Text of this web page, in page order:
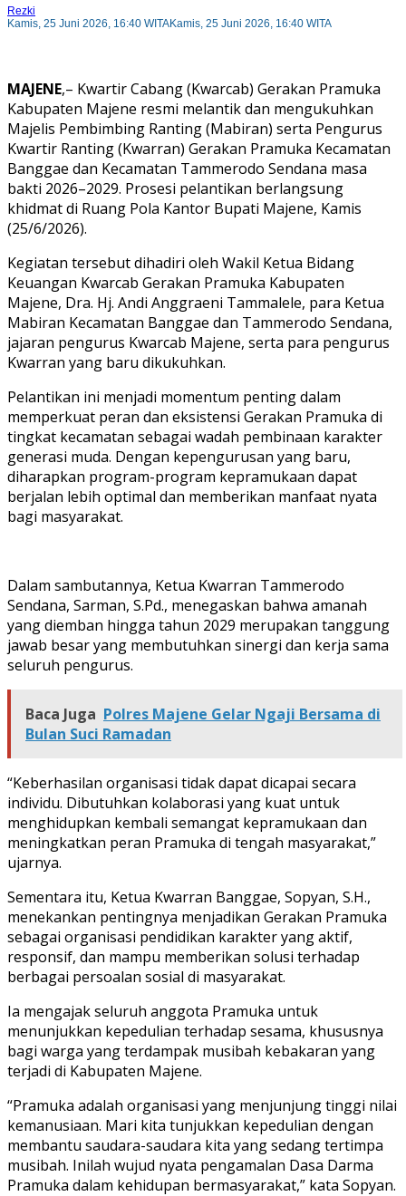
Rezki
Kamis, 25 Juni 2026, 16:40 WITAKamis, 25 Juni 2026, 16:40 WITA
MAJENE,– Kwartir Cabang (Kwarcab) Gerakan Pramuka
Kabupaten Majene resmi melantik dan mengukuhkan
Majelis Pembimbing Ranting (Mabiran) serta Pengurus
Kwartir Ranting (Kwarran) Gerakan Pramuka Kecamatan
Banggae dan Kecamatan Tammerodo Sendana masa
bakti 2026–2029. Prosesi pelantikan berlangsung
khidmat di Ruang Pola Kantor Bupati Majene, Kamis
(25/6/2026).
Kegiatan tersebut dihadiri oleh Wakil Ketua Bidang
Keuangan Kwarcab Gerakan Pramuka Kabupaten
Majene, Dra. Hj. Andi Anggraeni Tammalele, para Ketua
Mabiran Kecamatan Banggae dan Tammerodo Sendana,
jajaran pengurus Kwarcab Majene, serta para pengurus
Kwarran yang baru dikukuhkan.
Pelantikan ini menjadi momentum penting dalam
memperkuat peran dan eksistensi Gerakan Pramuka di
tingkat kecamatan sebagai wadah pembinaan karakter
generasi muda. Dengan kepengurusan yang baru,
diharapkan program-program kepramukaan dapat
berjalan lebih optimal dan memberikan manfaat nyata
bagi masyarakat.
Dalam sambutannya, Ketua Kwarran Tammerodo
Sendana, Sarman, S.Pd., menegaskan bahwa amanah
yang diemban hingga tahun 2029 merupakan tanggung
jawab besar yang membutuhkan sinergi dan kerja sama
seluruh pengurus.
Baca Juga Polres Majene Gelar Ngaji Bersama di
Bulan Suci Ramadan
“Keberhasilan organisasi tidak dapat dicapai secara
individu. Dibutuhkan kolaborasi yang kuat untuk
menghidupkan kembali semangat kepramukaan dan
meningkatkan peran Pramuka di tengah masyarakat,”
ujarnya.
Sementara itu, Ketua Kwarran Banggae, Sopyan, S.H.,
menekankan pentingnya menjadikan Gerakan Pramuka
sebagai organisasi pendidikan karakter yang aktif,
responsif, dan mampu memberikan solusi terhadap
berbagai persoalan sosial di masyarakat.
Ia mengajak seluruh anggota Pramuka untuk
menunjukkan kepedulian terhadap sesama, khususnya
bagi warga yang terdampak musibah kebakaran yang
terjadi di Kabupaten Majene.
“Pramuka adalah organisasi yang menjunjung tinggi nilai
kemanusiaan. Mari kita tunjukkan kepedulian dengan
membantu saudara-saudara kita yang sedang tertimpa
musibah. Inilah wujud nyata pengamalan Dasa Darma
Pramuka dalam kehidupan bermasyarakat,” kata Sopyan.